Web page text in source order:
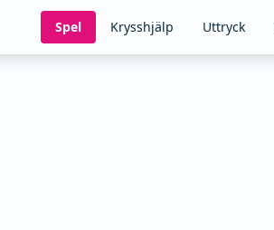
Spel Krysshjälp Uttryck